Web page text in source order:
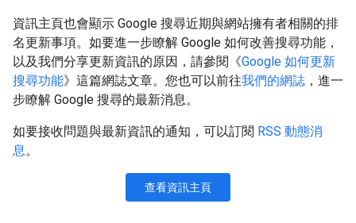
資訊主頁也會顯示 Google 搜尋近期與網站擁有者相關的排
名更新事項。如要進一步瞭解 Google 如何改善搜尋功能，
以及我們分享更新資訊的原因，請參閱《Google 如何更新
搜尋功能》這篇網誌文章。您也可以前往我們的網誌 ，進一
步瞭解 Google 搜尋的最新消息。
如要接收問題與最新資訊的通知，可以訂閱 RSS 動態消
息。
查看資訊主頁